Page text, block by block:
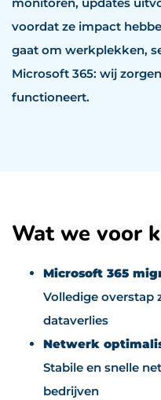
voordat ze impact
gaat om werkplekken,
Microsoft 365: wij
functioneert.
Wat we voor
Microsoft 365
Volledige
dataverlies
Netwerk
Stabile en snelle
bedrijven